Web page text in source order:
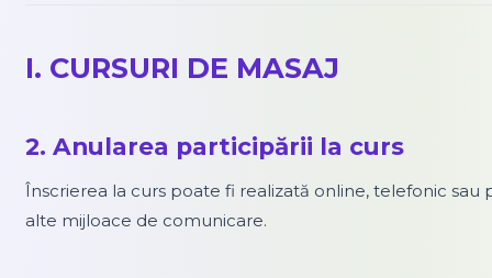
I. CURSURI DE MASAJ
2. Anularea participării la curs
Înscrierea la curs poate fi realizată online, telefonic sau
alte mijloace de comunicare.